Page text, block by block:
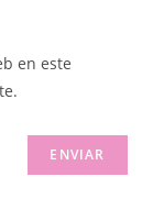
en este